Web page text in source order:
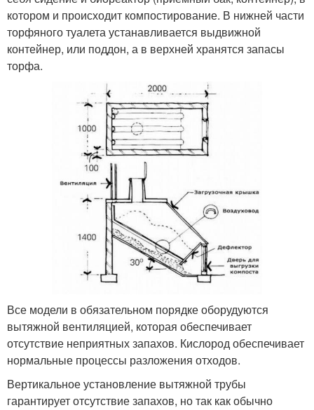
котором и происходит компостирование. В нижней части
торфяного туалета устанавливается выдвижной
контейнер, или поддон, а в верхней хранятся запасы
торфа.
Все модели в обязательном порядке оборудуются
вытяжной вентиляцией, которая обеспечивает
отсутствие неприятных запахов. Кислород обеспечивает
нормальные процессы разложения отходов.
Вертикальное установление вытяжной трубы
гарантирует отсутствие запахов, но так как обычно